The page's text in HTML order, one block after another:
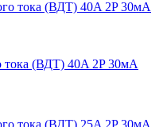
тока (ВДТ) 40A 2P 30мА